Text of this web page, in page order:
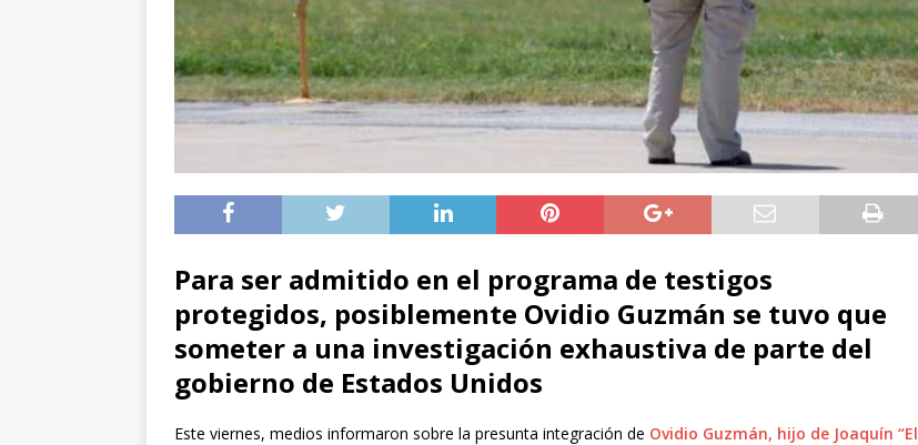
Para ser admitido en el programa de testigos
protegidos, posiblemente Ovidio Guzmán se tuvo que
someter a una investigación exhaustiva de parte del
gobierno de Estados Unidos
Este viernes, medios informaron sobre la presunta integración de Ovidio Guzmán, hijo de Joaquín “El